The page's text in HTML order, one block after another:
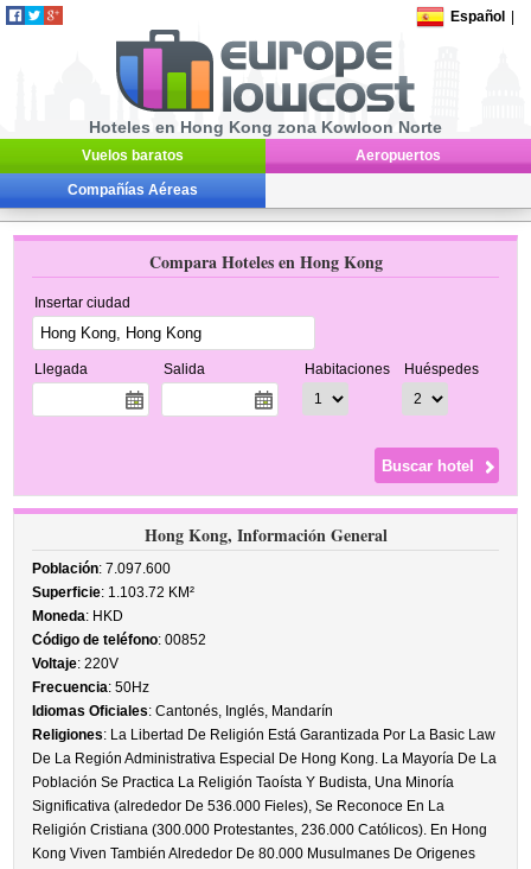
Español
Hoteles en Hong Kong zona Kowloon Norte
Vuelos baratos Aeropuertos
Compañías Aéreas
Compara Hoteles en Hong Kong
Insertar ciudad
Llegada Salida Habitaciones Huéspedes
Hong Kong, Información General
Población: 7.097.600
Superficie: 1.103.72 KM²
Moneda: HKD
Código de teléfono: 00852
Voltaje: 220V
Frecuencia: 50Hz
Idiomas Oficiales: Cantonés, Inglés, Mandarín
Religiones: La Libertad De Religión Está Garantizada Por La Basic Law
De La Región Administrativa Especial De Hong Kong. La Mayoría De La
Población Se Practica La Religión Taoísta Y Budista, Una Minoría
Significativa (alrededor De 536.000 Fieles), Se Reconoce En La
Religión Cristiana (300.000 Protestantes, 236.000 Católicos). En Hong
Kong Viven También Alrededor De 80.000 Musulmanes De Origenes